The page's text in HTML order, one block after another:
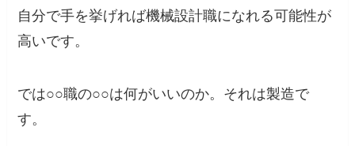
自分で手を挙げれば機械設計職になれる可能性が
高いです。
では○○職の○○は何がいいのか。それは製造で
す。